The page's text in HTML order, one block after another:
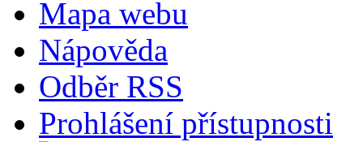
Mapa webu
Nápověda
Odběr RSS
Prohlášení přístupnosti